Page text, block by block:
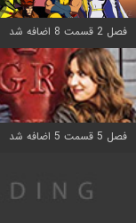
فصل 2 قسمت 8 اضافه شد
فصل 5 قسمت 5 اضافه شد